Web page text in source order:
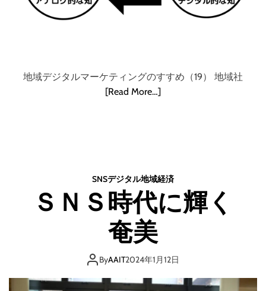
地域デジタルマーケティングのすすめ（19） 地域社
[Read More…]
SNSデジタル地域経済
ＳＮＳ時代に輝く
奄美
ByAAIT2024年1月12日